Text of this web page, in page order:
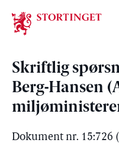
Stortinget.no
Skriftlig
Berg-Hansen
Dokument nr. 15:726